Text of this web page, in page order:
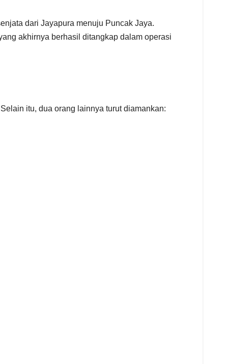
dari Jayapura menuju Puncak Jaya.
akhirnya berhasil ditangkap dalam operasi
itu, dua orang lainnya turut diamankan: